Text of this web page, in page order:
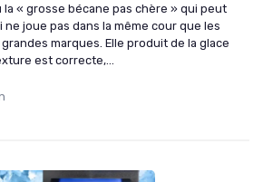
la « grosse bécane pas chère » qui peut
joue pas dans la même cour que les
marques. Elle produit de la glace
est correcte,...